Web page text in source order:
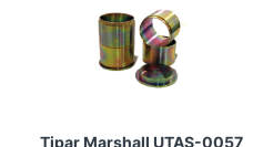
Tipar Marshall UTAS-0057